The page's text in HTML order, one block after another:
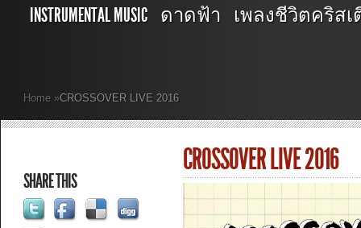
INSTRUMENTAL MUSIC ดาดฟ้า เพลงชีวิตคริสเตียน
Home »CROSSOVER LIVE 2016
SHARE THIS
CROSSOVER LIVE 2016